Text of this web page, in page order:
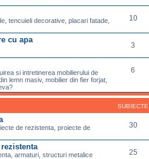
tencuieli decorative, placari fatade,
10
cu apa
3
si intretinerea mobilierului de
lemn masiv, mobilier din fier forjat,
6
SUBIECTE
de rezistenta, proiecte de
30
armaturi, structuri metalice 25